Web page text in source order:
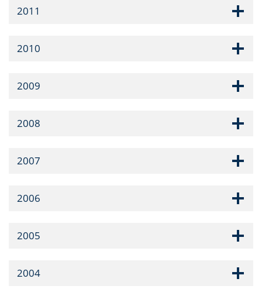
2011
2010
2009
2008
2007
2006
2005
2004